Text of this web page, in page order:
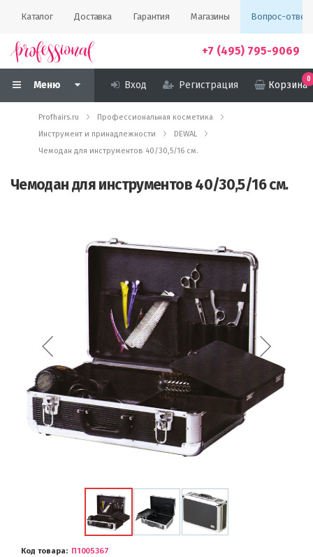
Каталог Доставка Гарантия Магазины Вопрос-ответ
+7 (495) 795-9069
Меню Вход Регистрация Корзина
0
Profhairs.ru
Профессиональная косметика
Инструмент и принадлежности
DEWAL
Чемодан для инструментов 40/30,5/16 см.
Чемодан для инструментов 40/30,5/16 см.
Код товара
П1005367